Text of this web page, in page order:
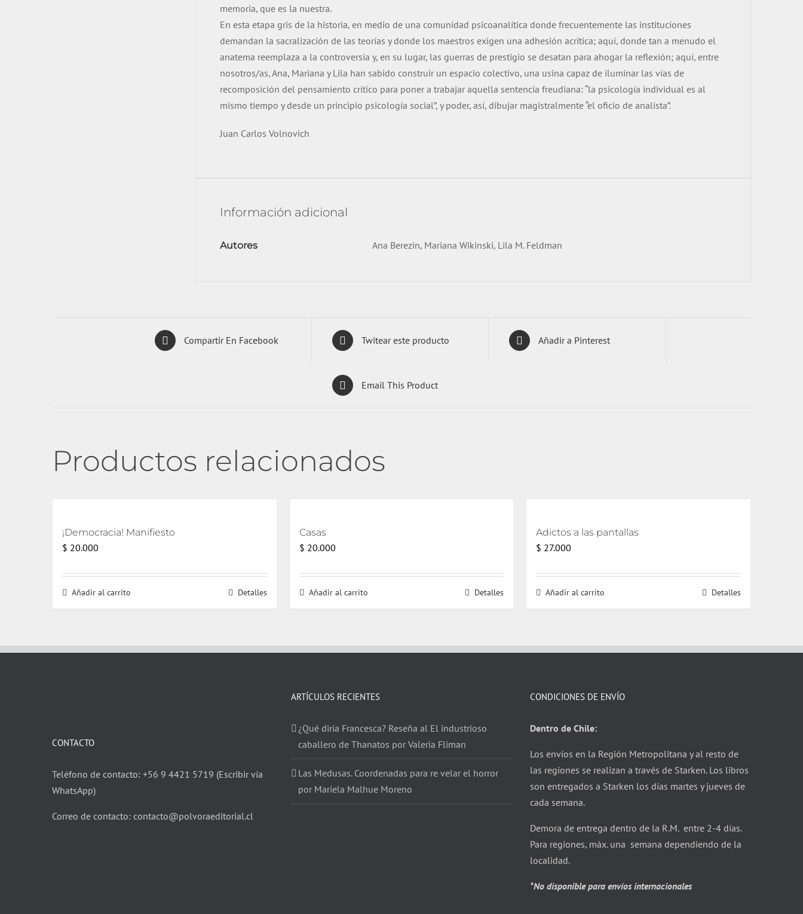
memoria, que es la nuestra.
En esta etapa gris de la historia, en medio de una co­munidad psicoanalítica donde frecuentemente las institu­ciones
demandan la sacralización de las teorías y donde los maestros exigen una adhesión acrítica; aquí, donde tan a menudo el
anatema reemplaza a la controversia y, en su lugar, las guerras de prestigio se desatan para ahogar la reflexión; aquí, entre
nosotros/as, Ana, Mariana y Lila han sabido construir un espacio colectivo, una usina capaz de iluminar las vías de
recomposición del pensamiento crítico para poner a trabajar aquella sentencia freudiana: “la psicología individual es al
mismo tiempo y desde un principio psicología social”, y poder, así, dibujar magistralmente “el oficio de analista”.
Juan Carlos Volnovich
Información adicional
Autores Ana Berezin, Mariana Wikinski, Lila M. Feldman
Compartir En Facebook Twitear este producto Añadir a Pinterest
Email This Product
Productos relacionados
¡Democracia! Manifiesto
$ 20.000
Añadir al carrito Detalles
Casas
$ 20.000
Añadir al carrito Detalles
Adictos a las pantallas
$ 27.000
Añadir al carrito Detalles
CONTACTO
Teléfono de contacto: +56 9 4421 5719 (Escribir vía
WhatsApp)
Correo de contacto: contacto@polvoraeditorial.cl
ARTÍCULOS RECIENTES
¿Qué diría Francesca? Reseña al El industrioso
caballero de Thanatos por Valeria Fliman
Las Medusas. Coordenadas para re velar el horror
por Mariela Malhue Moreno
CONDICIONES DE ENVÍO
Dentro de Chile:
Los envíos en la Región Metropolitana y al resto de
las regiones se realizan a través de Starken. Los libros
son entregados a Starken los días martes y jueves de
cada semana.
Demora de entrega dentro de la R.M. entre 2-4 días.
Para regiones, máx. una semana dependiendo de la
localidad.
*No disponible para envíos internacionales